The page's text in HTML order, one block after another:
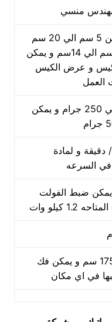
طول الكيس من 5 سم الي 20 سم
وعرض من 4 سم الي 14سم و يمكن
و عرض الكيس
العمل
من 5 جرام حتي 250 جرام و يمكن
/ دقيقة و لمادة
في السرعه
و يمكن ضبط الفولت
كيلو وات
70 فى97 فى175 سم و يمكن فك
في اي مكان